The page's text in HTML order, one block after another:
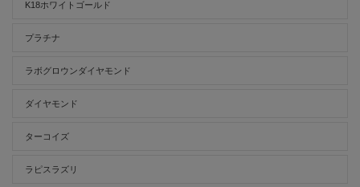
K18ホワイトゴールド
プラチナ
ラボグロウンダイヤモンド
ダイヤモンド
ターコイズ
ラピスラズリ